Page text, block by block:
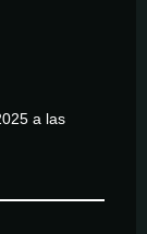
a las